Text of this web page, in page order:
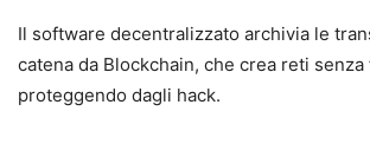
Il software decentralizzato archivia le
catena da Blockchain, che crea reti senza
proteggendo dagli hack.